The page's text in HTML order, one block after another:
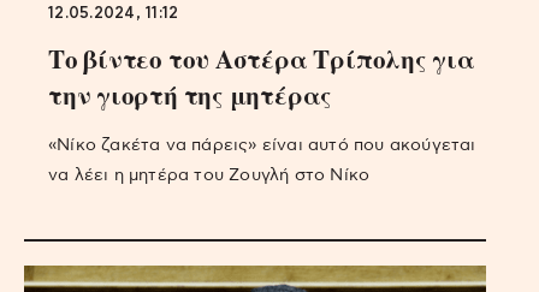
12.05.2024, 11:12
Το βίντεο του Αστέρα Τρίπολης για
την γιορτή της μητέρας
«Νίκο ζακέτα να πάρεις» είναι αυτό που ακούγεται
να λέει η μητέρα του Ζουγλή στο Νίκο